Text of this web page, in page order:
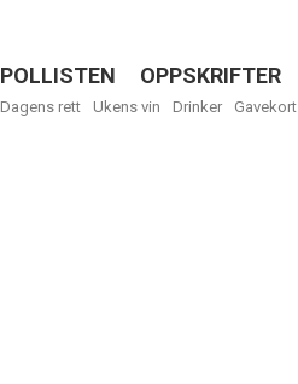
Menu
POLLISTEN OPPSKRIFTER
Dagens rett Ukens vin Drinker Gavekort